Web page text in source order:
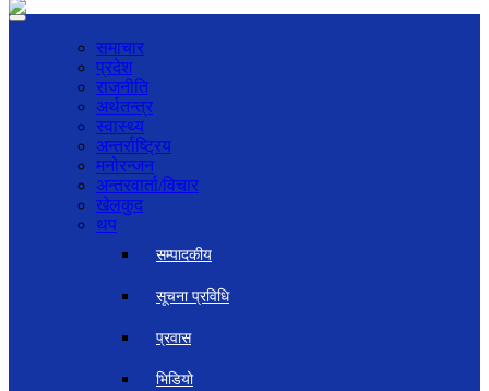
समाचार
प्रदेश
राजनीति
अर्थतन्त्र
स्वास्थ्य
अन्तर्राष्ट्रिय
मनोरन्जन
अन्तरवार्ता/विचार
खेलकुद
थप
सम्पादकीय
सूचना प्रविधि
प्रवास
भिडियो